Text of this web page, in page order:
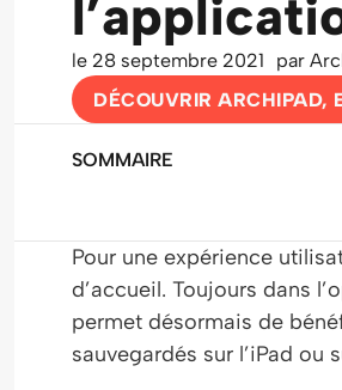
le 28 septembre 2021 par
DÉCOUVRIR ARCHIPAD,
SOMMAIRE
Pour une expérience
d’accueil. Toujours dans
permet désormais de
sauvegardés sur l’iPad ou